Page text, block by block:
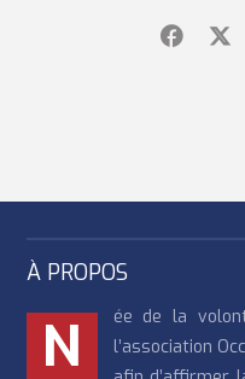
À PROPOS
N
ée de la
l’association